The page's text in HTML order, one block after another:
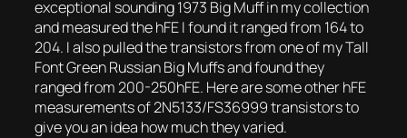
exceptional sounding 1973 Big Muff in my collection
and measured the hFE I found it ranged from 164 to
204. I also pulled the transistors from one of my Tall
Font Green Russian Big Muffs and found they
ranged from 200-250hFE. Here are some other hFE
measurements of 2N5133/FS36999 transistors to
give you an idea how much they varied.